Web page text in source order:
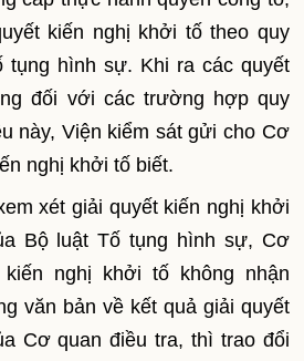
kiến nghị khởi tố theo quy
tụng hình sự. Khi ra các quyết
đối với các trường hợp quy
này, Viện kiểm sát gửi cho Cơ
nghị khởi tố biết.
xét giải quyết kiến nghị khởi
Bộ luật Tố tụng hình sự, Cơ
nghị khởi tố không nhận
văn bản về kết quả giải quyết
Cơ quan điều tra, thì trao đổi